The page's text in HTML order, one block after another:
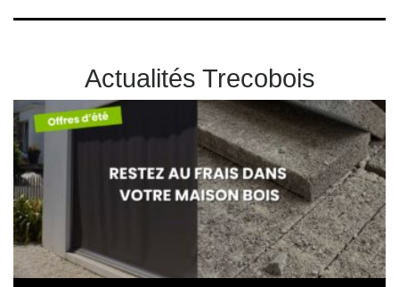
Actualités Trecobois